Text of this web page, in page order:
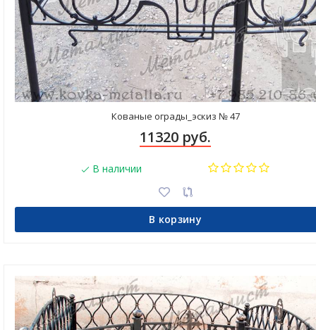
Кованые ограды_эскиз № 47
11320 руб.
В наличии
В корзину